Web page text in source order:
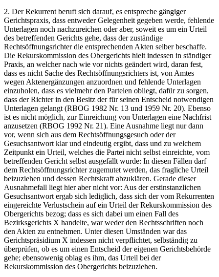
2. Der Rekurrent beruft sich darauf, es entspreche gängiger
Gerichtspraxis, dass entweder Gelegenheit gegeben werde, fehlende
Unterlagen noch nachzureichen oder aber, soweit es um ein Urteil
des betreffenden Gerichts gehe, dass der zuständige
Rechtsöffnungsrichter die entsprechenden Akten selber beschaffe.
Die Rekurskommission des Obergerichts hielt indessen in ständiger
Praxis, an welcher nach wie vor nichts geändert wird, daran fest,
dass es nicht Sache des Rechtsöffnungsrichters ist, von Amtes
wegen Aktenergänzungen anzuordnen und fehlende Unterlagen
einzuholen, dass es vielmehr den Parteien obliegt, dafür zu sorgen,
dass der Richter in den Besitz der für seinen Entscheid notwendigen
Unterlagen gelangt (RBOG 1982 Nr. 13 und 1959 Nr. 20). Ebenso
ist es nicht möglich, zur Einreichung von Unterlagen eine Nachfrist
anzusetzen (RBOG 1992 Nr. 21). Eine Ausnahme liegt nur dann
vor, wenn sich aus dem Rechtsöffnungsgesuch oder der
Gesuchsantwort klar und eindeutig ergibt, dass und zu welchem
Zeitpunkt ein Urteil, welches die Partei nicht selbst einreichte, vom
betreffenden Gericht selbst ausgefällt wurde: In diesen Fällen darf
dem Rechtsöffnungsrichter zugemutet werden, das fragliche Urteil
beizuziehen und dessen Rechtskraft abzuklären. Gerade dieser
Ausnahmefall liegt hier aber nicht vor: Aus der erstinstanzlichen
Gesuchsantwort ergab sich lediglich, dass sich der vom Rekurrenten
eingereichte Verlustschein auf ein Urteil der Rekurskommission des
Obergerichts bezog; dass es sich dabei um einen Fall des
Bezirksgerichts X handelte, war weder den Rechtsschriften noch
den Akten zu entnehmen. Unter diesen Umständen war das
Gerichtspräsidium X indessen nicht verpflichtet, selbständig zu
überprüfen, ob es um einen Entscheid der eigenen Gerichtsbehörde
gehe; ebensowenig oblag es ihm, das Urteil bei der
Rekurskommission des Obergerichts beizuziehen.